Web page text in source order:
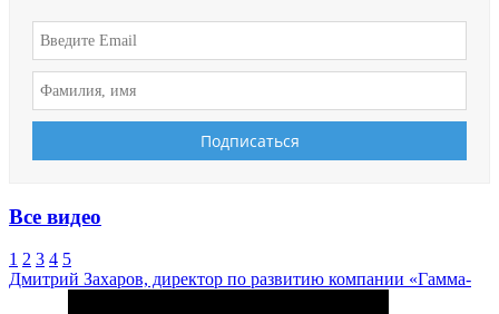
Все видео
1 2 3 4 5
Дмитрий Захаров, директор по развитию компании «Гамма-